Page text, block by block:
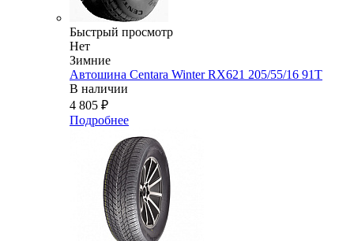
Быстрый просмотр
Нет
Зимние
Автошина Centara Winter RX621 205/55/16 91T
В наличии
4 805 ₽
Подробнее